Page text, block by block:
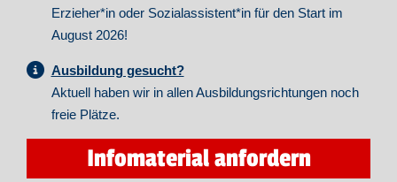
Erzieher*in oder Sozialassistent*in für den Start im
August 2026!
Ausbildung gesucht?
Aktuell haben wir in allen Ausbildungsrichtungen noch
freie Plätze.
Infomaterial anfordern